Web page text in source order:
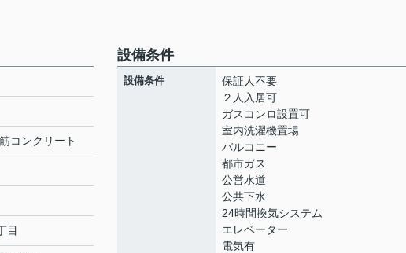
コンクリート
目
設備条件
設備条件
保証人不要
２人入居可
ガスコンロ設置可
室内洗濯機置場
バルコニー
都市ガス
公営水道
公共下水
24時間換気システム
エレベーター
電気有